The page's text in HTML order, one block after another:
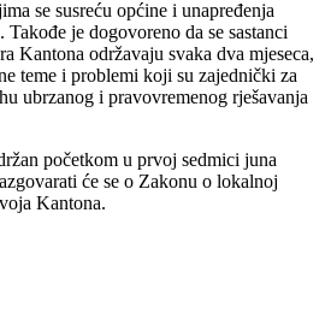
se susreću općine i unapređenja
je dogovoreno da se sastanci
Kantona održavaju svaka dva mjeseca,
teme i problemi koji su zajednički za
ubrzanog i pravovremenog rješavanja
početkom u prvoj sedmici juna
će se o Zakonu o lokalnoj
Kantona.